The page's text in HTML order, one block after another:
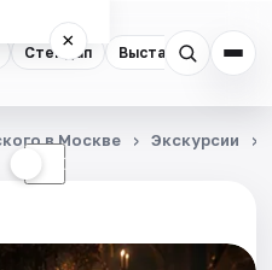
Стендап Выставки
×
☾
в Москве Экскурсии